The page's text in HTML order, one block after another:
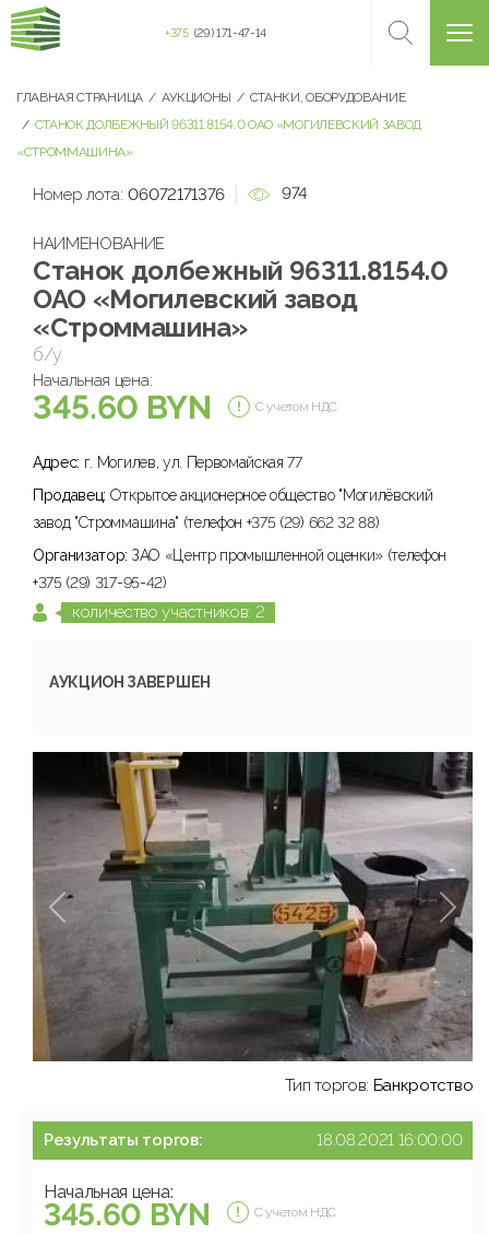
+375 (29) 171-47-14
ГЛАВНАЯ СТРАНИЦА АУКЦИОНЫ
СТАНКИ, ОБОРУДОВАНИЕ
СТАНОК ДОЛБЕЖНЫЙ 96311.8154.0 ОАО «МОГИЛЕВСКИЙ ЗАВОД
«СТРОММАШИНА»
Номер лота: 06072171376 974
НАИМЕНОВАНИЕ
Станок долбежный 96311.8154.0
ОАО «Могилевский завод
«Строммашина»
б/у
Начальная цена:
345.60 BYN С учетом НДС
Адрес: г. Могилев, ул. Первомайская 77
Продавец: Открытое акционерное общество "Могилёвский
завод "Строммашина" (телефон +375 (29) 662 32 88)
Организатор: ЗАО «Центр промышленной оценки» (телефон
+375 (29) 317-95-42)
количество участников: 2
АУКЦИОН ЗАВЕРШЕН
Тип торгов: Банкротство
Результаты торгов: 18.08.2021 16:00:00
Начальная цена:
345.60 BYN С учетом НДС